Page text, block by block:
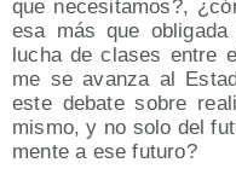
que nece­si­ta­mos?,
esa más que
lucha de cla­ses entre
me se avan­za al
este deba­te sobre
mis­mo, y no solo del
men­te a ese futuro?